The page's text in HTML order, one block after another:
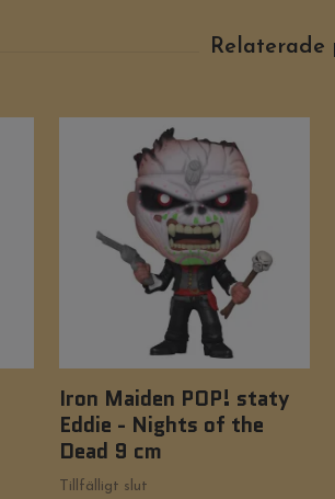
Iron Maiden POP! staty
Eddie - Nights of the
Dead 9 cm
Tillfälligt slut